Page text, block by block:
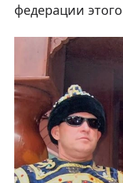
федерации